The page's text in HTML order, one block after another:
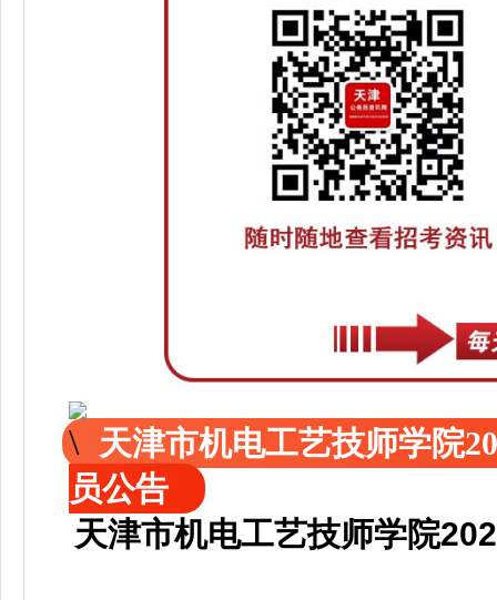
天津市机电工艺技师学院
员公告
天津市机电工艺技师学院